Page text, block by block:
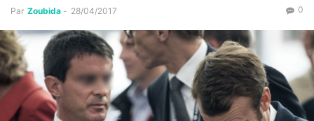
Par Zoubida - 28/04/2017 0